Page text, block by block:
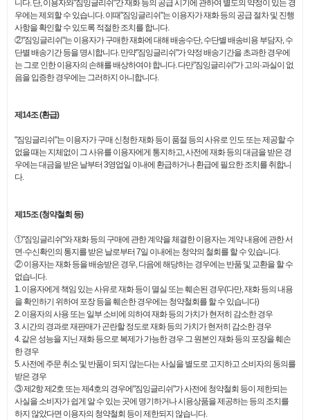
니다. 단, 이용자와"짐잉글리쉬"간 재화 등의 공급 시기에 관하여 별도의 약정이 있는 경
우에는 제외할 수 있습니다. 이때"짐잉글리쉬"는 이용자가 재화 등의 공급 절차 및 진행
사항을 확인할 수 있도록 적절한 조치를 합니다.
②"짐잉글리쉬"는 이용자가 구매한 재화에 대해 배송수단, 수단별 배송비용 부담자, 수
단별 배송기간 등을 명시합니다. 만약"짐잉글리쉬"가 약정 배송기간을 초과한 경우에
는 그로 인한 이용자의 손해를 배상하여야 합니다. 다만"짐잉글리쉬"가 고의·과실이 없
음을 입증한 경우에는 그러하지 아니합니다.
제14조 (환급)
"짐잉글리쉬"는 이용자가 구매 신청한 재화 등이 품절 등의 사유로 인도 또는 제공할 수
없을 때는 지체없이 그 사유를 이용자에게 통지하고, 사전에 재화 등의 대금을 받은 경
우에는 대금을 받은 날부터 3영업일 이내에 환급하거나 환급에 필요한 조치를 취합니
다.
제15조 (청약철회 등)
①"짐잉글리쉬"와 재화 등의 구매에 관한 계약을 체결한 이용자는 계약 내용에 관한 서
면·수신확인의 통지를 받은 날로부터 7일 이내에는 청약의 철회를 할 수 있습니다.
② 이용자는 재화 등을 배송받은 경우, 다음에 해당하는 경우에는 반품 및 교환을 할 수
없습니다.
1. 이용자에게 책임 있는 사유로 재화 등이 멸실 또는 훼손된 경우(다만, 재화 등의 내용
을 확인하기 위하여 포장 등을 훼손한 경우에는 청약철회를 할 수 있습니다)
2. 이용자의 사용 또는 일부 소비에 의하여 재화 등의 가치가 현저히 감소한 경우
3. 시간의 경과로 재판매가 곤란할 정도로 재화 등의 가치가 현저히 감소한 경우
4. 같은 성능을 지닌 재화 등으로 복제가 가능한 경우 그 원본인 재화 등의 포장을 훼손
한 경우
5. 사전에 주문 취소 및 반품이 되지 않는다는 사실을 별도로 고지하고 소비자의 동의를
받은 경우
③ 제2항 제2호 또는 제4호의 경우에"짐잉글리쉬"가 사전에 청약철회 등이 제한되는
사실을 소비자가 쉽게 알 수 있는 곳에 명기하거나 시용상품을 제공하는 등의 조치를
하지 않았다면 이용자의 청약철회 등이 제한되지 않습니다.